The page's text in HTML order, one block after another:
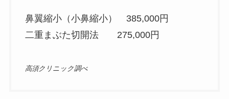
鼻翼縮小（小鼻縮小） 385,000円
二重まぶた切開法 275,000円
高須クリニック調べ